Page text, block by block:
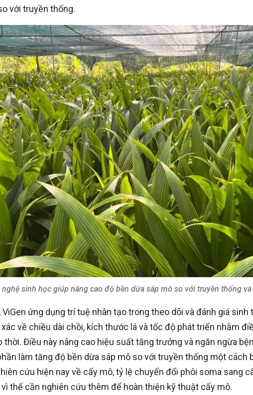
với truyền thống.
nghệ sinh học giúp nâng cao độ bền dừa sáp mô so với truyền thống và
ViGen ứng dụng trí tuệ nhân tạo trong theo dõi và đánh giá
về chiều dài chồi, kích thước lá và tốc độ phát triển nhằm
thời. Điều này nâng cao hiệu suất tăng trưởng và ngăn ngừa
làm tăng độ bền dừa sáp mô so với truyền thống một cách
cứu hiện nay về cấy mô, tỷ lệ chuyển đổi phôi soma sang
thế cần nghiên cứu thêm để hoàn thiện kỹ thuật cấy mô.